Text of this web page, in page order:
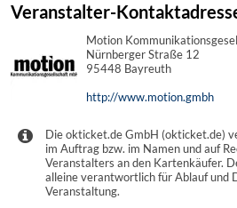
Veranstalter-
Motion
Nürnberger Straße 12
95448 Bayreuth
http://www.motion.gmbh
Die okticket.de GmbH (okticket.de)
im Auftrag bzw. im Namen und auf
Veranstalters an den Kartenkäufer.
alleine verantwortlich für Ablauf und
Veranstaltung.